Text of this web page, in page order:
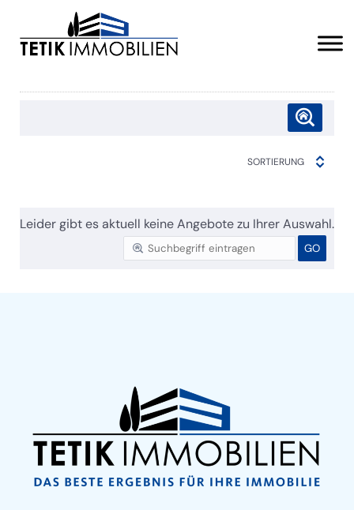
SORTIERUNG
Leider gibt es aktuell keine Angebote zu Ihrer Auswahl.